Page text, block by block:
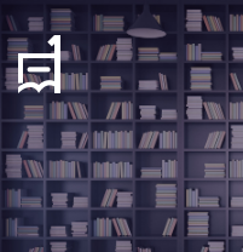
학
도
협
소